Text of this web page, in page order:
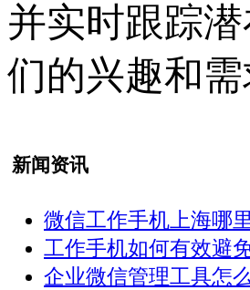
并实时跟踪
们的兴趣和
新闻资讯
微信工作手机上海哪
工作手机如何有效避
企业微信管理工具怎